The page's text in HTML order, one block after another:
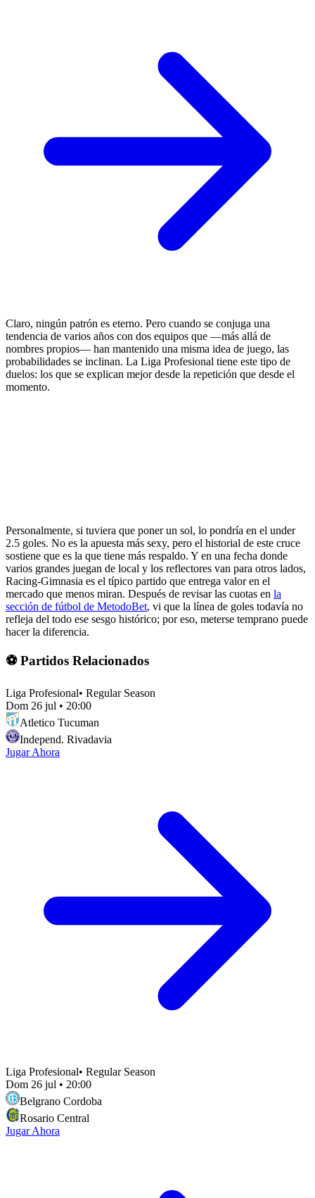
Claro, ningún patrón es eterno. Pero cuando se conjuga una
tendencia de varios años con dos equipos que —más allá de
nombres propios— han mantenido una misma idea de juego, las
probabilidades se inclinan. La Liga Profesional tiene este tipo de
duelos: los que se explican mejor desde la repetición que desde el
momento.
Personalmente, si tuviera que poner un sol, lo pondría en el under
2.5 goles. No es la apuesta más sexy, pero el historial de este cruce
sostiene que es la que tiene más respaldo. Y en una fecha donde
varios grandes juegan de local y los reflectores van para otros lados,
Racing-Gimnasia es el típico partido que entrega valor en el
mercado que menos miran. Después de revisar las cuotas en la
sección de fútbol de MetodoBet, vi que la línea de goles todavía no
refleja del todo ese sesgo histórico; por eso, meterse temprano puede
hacer la diferencia.
⚽ Partidos Relacionados
Liga Profesional• Regular Season
Dom 26 jul • 20:00
Atletico Tucuman
Independ. Rivadavia
Jugar Ahora
Liga Profesional• Regular Season
Dom 26 jul • 20:00
Belgrano Cordoba
Rosario Central
Jugar Ahora